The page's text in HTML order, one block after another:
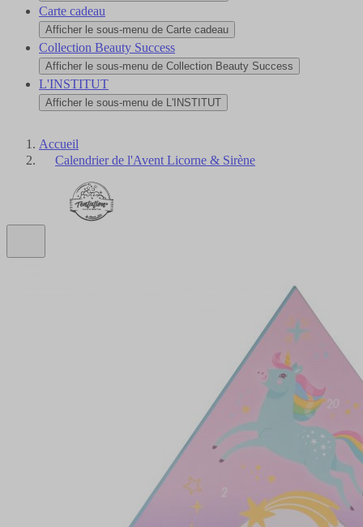
Carte cadeau
Afficher le sous-menu de Carte cadeau
Collection Beauty Success
Afficher le sous-menu de Collection Beauty Success
L'INSTITUT
Afficher le sous-menu de L'INSTITUT
Accueil
Calendrier de l'Avent Licorne & Sirène